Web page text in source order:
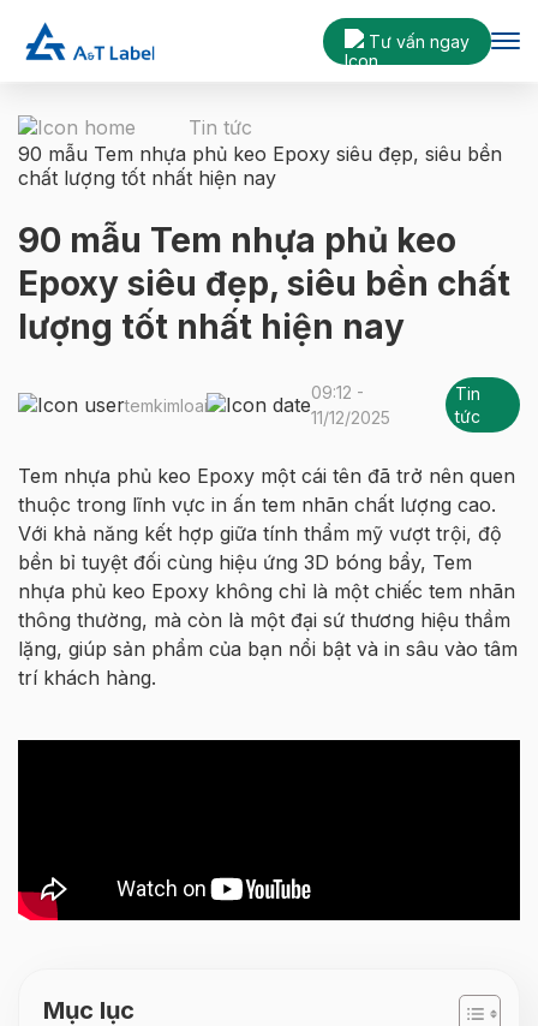
Tư vấn ngay
Tin tức
90 mẫu Tem nhựa phủ keo Epoxy siêu đẹp, siêu bền
chất lượng tốt nhất hiện nay
90 mẫu Tem nhựa phủ keo
Epoxy siêu đẹp, siêu bền chất
lượng tốt nhất hiện nay
temkimloai
09:12 -
11/12/2025
Tin
tức
Tem nhựa phủ keo Epoxy một cái tên đã trở nên quen
thuộc trong lĩnh vực in ấn tem nhãn chất lượng cao.
Với khả năng kết hợp giữa tính thẩm mỹ vượt trội, độ
bền bỉ tuyệt đối cùng hiệu ứng 3D bóng bẩy, Tem
nhựa phủ keo Epoxy không chỉ là một chiếc tem nhãn
thông thường, mà còn là một đại sứ thương hiệu thầm
lặng, giúp sản phẩm của bạn nổi bật và in sâu vào tâm
trí khách hàng.
Mục lục